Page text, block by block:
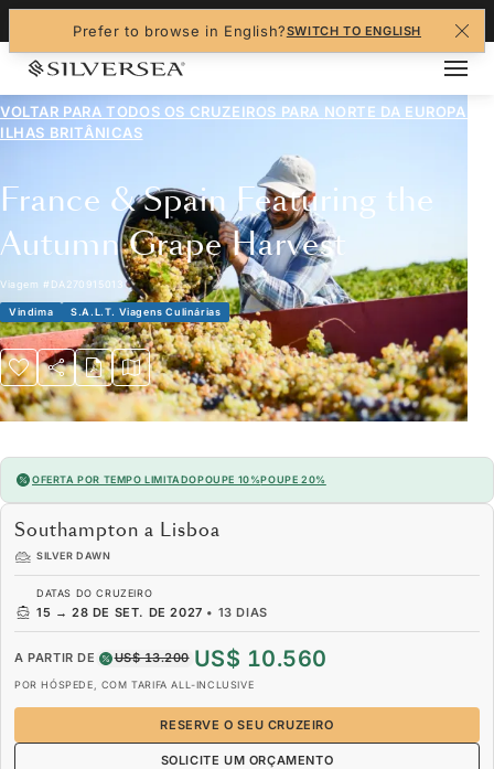
Prefer to browse in English?SWITCH TO ENGLISH
VOLTAR PARA TODOS OS CRUZEIROS PARA NORTE DA EUROPA E
ILHAS BRITÂNICAS
France & Spain Featuring the
Autumn Grape Harvest
Viagem # DA270915013
Vindima S.A.L.T. Viagens Culinárias
OFERTA POR TEMPO LIMITADOPOUPE 10%POUPE 20%
Southampton a Lisboa
SILVER DAWN
DATAS DO CRUZEIRO
15 → 28 DE SET. DE 2027 • 13 DIAS
A PARTIR DE US$ 13.200 US$ 10.560
POR HÓSPEDE, COM TARIFA ALL-INCLUSIVE
RESERVE O SEU CRUZEIRO
SOLICITE UM ORÇAMENTO